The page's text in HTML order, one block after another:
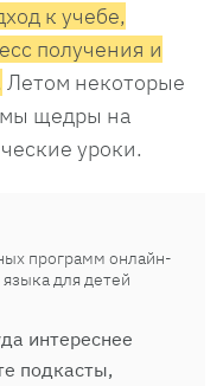
к учебе,
получения и
Летом некоторые
щедры на
уроки.
программ онлайн-
для детей
интереснее
подкасты,